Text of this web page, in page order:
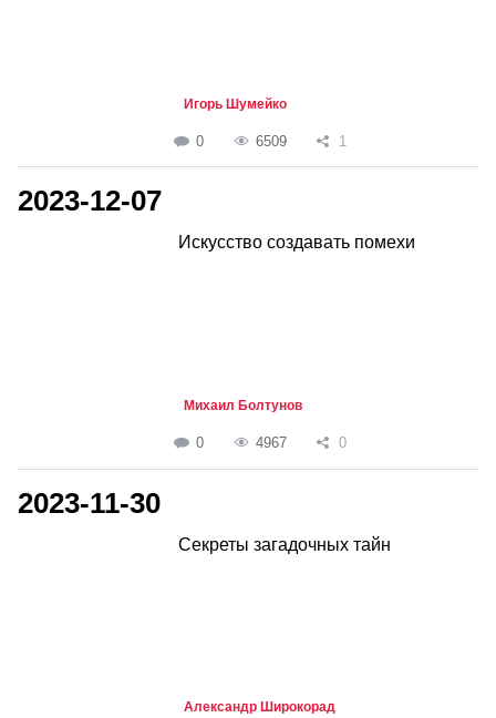
Игорь Шумейко
0 6509 1
2023-12-07
Искусство создавать помехи
Михаил Болтунов
0 4967 0
2023-11-30
Секреты загадочных тайн
Александр Широкорад